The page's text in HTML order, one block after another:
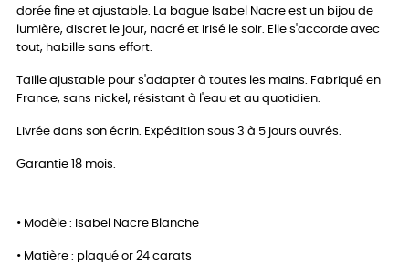
dorée fine et ajustable. La bague Isabel Nacre est un bijou de
lumière, discret le jour, nacré et irisé le soir. Elle s'accorde avec
tout, habille sans effort.
Taille ajustable pour s'adapter à toutes les mains. Fabriqué en
France, sans nickel, résistant à l'eau et au quotidien.
Livrée dans son écrin. Expédition sous 3 à 5 jours ouvrés.
Garantie 18 mois.
• Modèle : Isabel Nacre Blanche
• Matière : plaqué or 24 carats